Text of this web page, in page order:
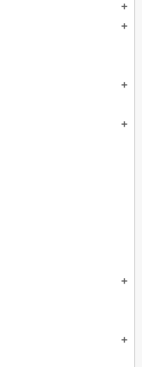
add
add
add
add
add
add